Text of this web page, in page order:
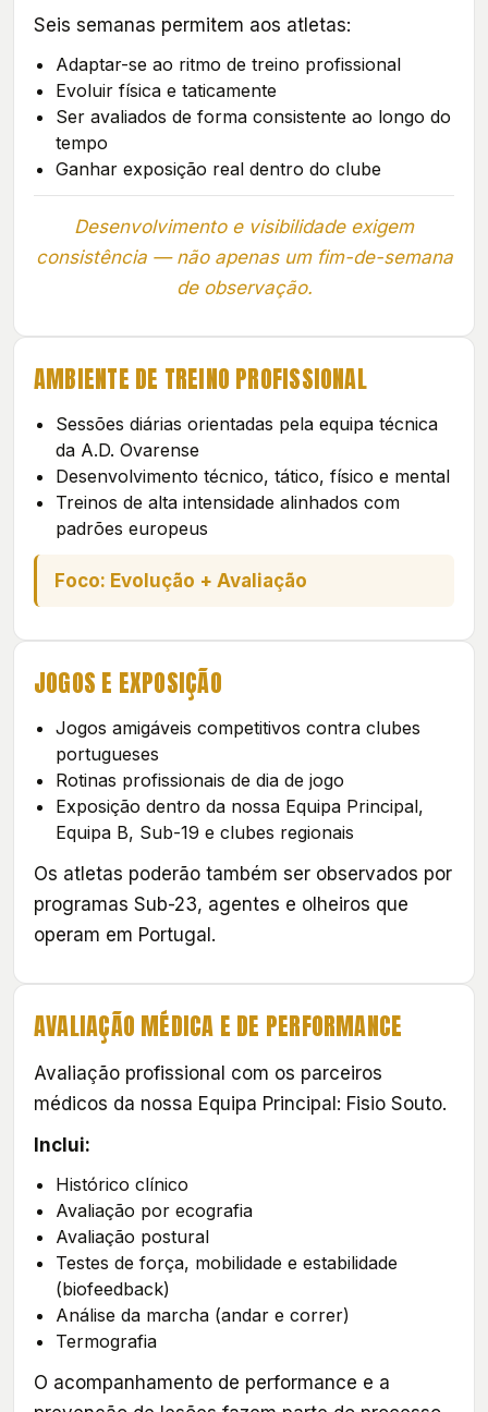
Seis semanas permitem aos atletas:
Adaptar-se ao ritmo de treino profissional
Evoluir física e taticamente
Ser avaliados de forma consistente ao longo do
tempo
Ganhar exposição real dentro do clube
Desenvolvimento e visibilidade exigem
consistência — não apenas um fim-de-semana
de observação.
AMBIENTE DE TREINO PROFISSIONAL
Sessões diárias orientadas pela equipa técnica
da A.D. Ovarense
Desenvolvimento técnico, tático, físico e mental
Treinos de alta intensidade alinhados com
padrões europeus
Foco: Evolução + Avaliação
JOGOS E EXPOSIÇÃO
Jogos amigáveis competitivos contra clubes
portugueses
Rotinas profissionais de dia de jogo
Exposição dentro da nossa Equipa Principal,
Equipa B, Sub-19 e clubes regionais
Os atletas poderão também ser observados por
programas Sub-23, agentes e olheiros que
operam em Portugal.
AVALIAÇÃO MÉDICA E DE PERFORMANCE
Avaliação profissional com os parceiros
médicos da nossa Equipa Principal: Fisio Souto.
Inclui:
Histórico clínico
Avaliação por ecografia
Avaliação postural
Testes de força, mobilidade e estabilidade
(biofeedback)
Análise da marcha (andar e correr)
Termografia
O acompanhamento de performance e a